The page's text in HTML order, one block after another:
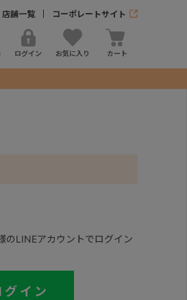
店舗一覧 コーポレートサイト
ログイン お気に入り カート
のLINEアカウントでログイン
イン